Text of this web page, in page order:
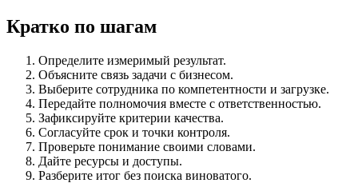
Кратко по шагам
Определите измеримый результат.
Объясните связь задачи с бизнесом.
Выберите сотрудника по компетентности и загрузке.
Передайте полномочия вместе с ответственностью.
Зафиксируйте критерии качества.
Согласуйте срок и точки контроля.
Проверьте понимание своими словами.
Дайте ресурсы и доступы.
Разберите итог без поиска виноватого.